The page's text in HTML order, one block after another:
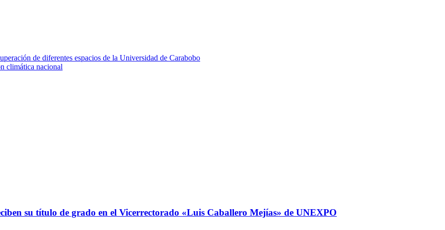
de diferentes espacios de la Universidad de Carabobo
climática nacional
su título de grado en el Vicerrectorado «Luis Caballero Mejías» de UNEXPO